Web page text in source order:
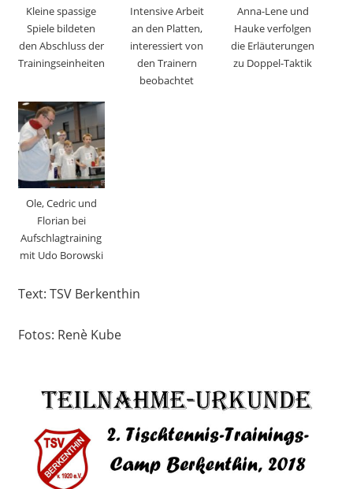
Kleine spassige
Spiele bildeten
den Abschluss der
Trainingseinheiten
Intensive Arbeit
an den Platten,
interessiert von
den Trainern
beobachtet
Anna-Lene und
Hauke verfolgen
die Erläuterungen
zu Doppel-Taktik
Ole, Cedric und
Florian bei
Aufschlagtraining
mit Udo Borowski
Text: TSV Berkenthin
Fotos: Renè Kube